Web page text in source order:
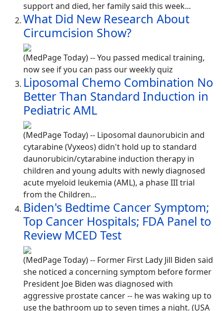
support and died, her family said this week...
What Did New Research About
Circumcision Show?
(MedPage Today) -- You passed medical training,
now see if you can pass our weekly quiz
Liposomal Chemo Combination No
Better Than Standard Induction in
Pediatric AML
(MedPage Today) -- Liposomal daunorubicin and
cytarabine (Vyxeos) didn't hold up to standard
daunorubicin/cytarabine induction therapy in
children and young adults with newly diagnosed
acute myeloid leukemia (AML), a phase III trial
from the Children...
Biden's Bedtime Cancer Symptom;
Top Cancer Hospitals; FDA Panel to
Review MCED Test
(MedPage Today) -- Former First Lady Jill Biden said
she noticed a concerning symptom before former
President Joe Biden was diagnosed with
aggressive prostate cancer -- he was waking up to
use the bathroom up to seven times a night. (USA